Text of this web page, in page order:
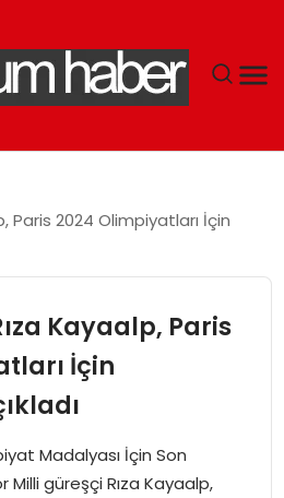
Paris 2024 Olimpiyatları İçin
Kayaalp, Paris
İçin
Madalyası İçin Son
Milli güreşçi Rıza Kayaalp,